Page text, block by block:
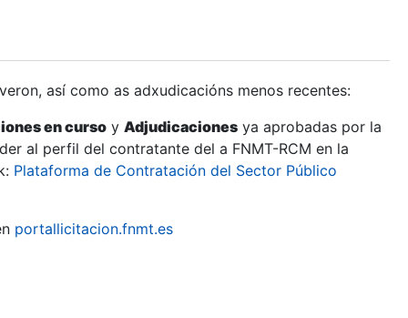
así como as adxudicacións menos recentes:
en curso y Adjudicaciones ya aprobadas por la
al perfil del contratante del a FNMT-RCM en la
Plataforma de Contratación del Sector Público
portallicitacion.fnmt.es